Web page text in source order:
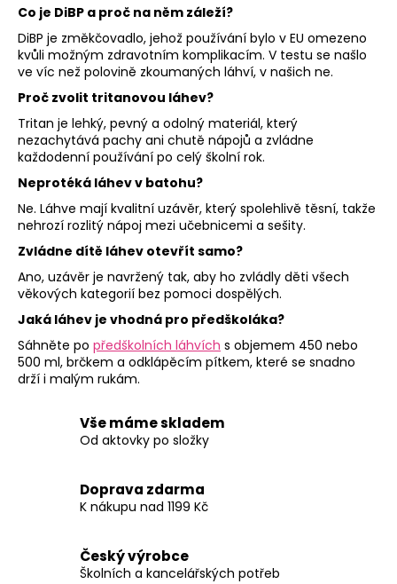
Co je DiBP a proč na něm záleží?
DiBP je změkčovadlo, jehož používání bylo v EU omezeno
kvůli možným zdravotním komplikacím. V testu se našlo
ve víc než polovině zkoumaných láhví, v našich ne.
Proč zvolit tritanovou láhev?
Tritan je lehký, pevný a odolný materiál, který
nezachytává pachy ani chutě nápojů a zvládne
každodenní používání po celý školní rok.
Neprotéká láhev v batohu?
Ne. Láhve mají kvalitní uzávěr, který spolehlivě těsní, takže
nehrozí rozlitý nápoj mezi učebnicemi a sešity.
Zvládne dítě láhev otevřít samo?
Ano, uzávěr je navržený tak, aby ho zvládly děti všech
věkových kategorií bez pomoci dospělých.
Jaká láhev je vhodná pro předškoláka?
Sáhněte po předškolních láhvích s objemem 450 nebo
500 ml, brčkem a odklápěcím pítkem, které se snadno
drží i malým rukám.
Vše máme skladem
Od aktovky po složky
Doprava zdarma
K nákupu nad 1199 Kč
Český výrobce
Školních a kancelářských potřeb